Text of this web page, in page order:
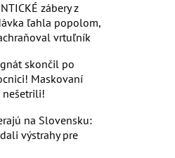
zábery z
ľahla popolom,
vrtuľník
skončil po
Maskovaní
nešetrili!
na Slovensku:
výstrahy pre